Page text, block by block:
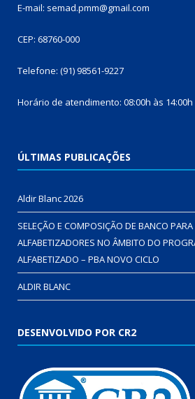
E-mail: semad.pmm@gmail.com
CEP: 68760-000
Telefone: (91) 98561-9227
Horário de atendimento: 08:00h às 14:00h
ÚLTIMAS PUBLICAÇÕES
Aldir Blanc 2026
SELEÇÃO E COMPOSIÇÃO DE BANCO
ALFABETIZADORES NO ÂMBITO DO
ALFABETIZADO – PBA NOVO CICLO
ALDIR BLANC
DESENVOLVIDO POR CR2